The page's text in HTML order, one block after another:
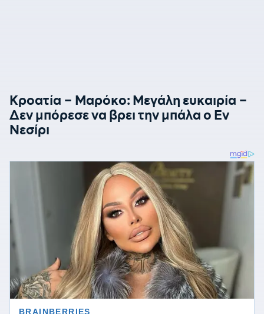
Κροατία – Μαρόκο: Μεγάλη ευκαιρία –
Δεν μπόρεσε να βρει την μπάλα ο Εν
Νεσίρι